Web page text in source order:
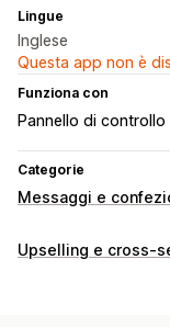
Lingue
Inglese
Questa app non è
Funziona con
Pannello di
Categorie
Messaggi e
Opzioni regalo
Upselling e cross-